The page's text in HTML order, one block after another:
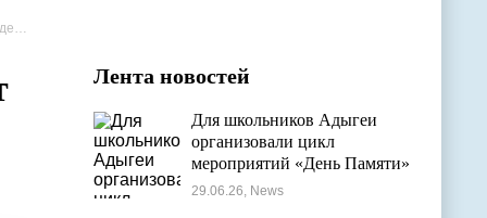
Лента новостей
Для школьников Адыгеи
организовали цикл
мероприятий «День Памяти»
29.06.26, News